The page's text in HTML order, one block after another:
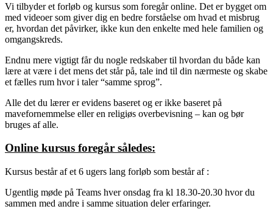
Vi tilbyder et forløb og kursus som foregår online. Det er bygget om
med videoer som giver dig en bedre forståelse om hvad et misbrug
er, hvordan det påvirker, ikke kun den enkelte med hele familien og
omgangskreds.
Endnu mere vigtigt får du nogle redskaber til hvordan du både kan
lære at være i det mens det står på, tale ind til din nærmeste og skabe
et fælles rum hvor i taler “samme sprog”.
Alle det du lærer er evidens baseret og er ikke baseret på
mavefornemmelse eller en religiøs overbevisning – kan og bør
bruges af alle.
Online kursus foregår således:
Kursus består af et 6 ugers lang forløb som består af :
Ugentlig møde på Teams hver onsdag fra kl 18.30-20.30 hvor du
sammen med andre i samme situation deler erfaringer.